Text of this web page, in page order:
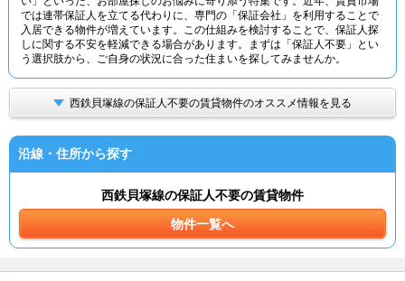
TOP
では連帯保証人を立てる代わりに、専門の「保証会社」を利用することで
入居できる物件が増えています。この仕組みを検討することで、保証人探
しに関する不安を軽減できる場合があります。まずは「保証人不要」とい
う選択肢から、ご自身の状況に合った住まいを探してみませんか。
西鉄貝塚線の保証人不要の賃貸物件のオススメ情報を見る
沿線・住所から探す
西鉄貝塚線の保証人不要の賃貸物件
物件一覧へ